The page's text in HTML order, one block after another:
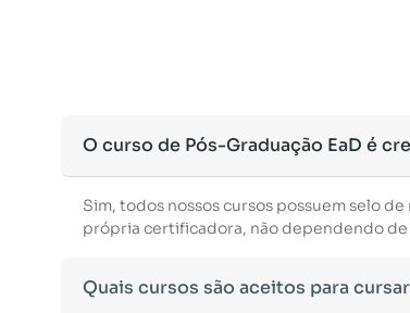
O curso de Pós-Graduação EaD é
Sim, todos nossos cursos possuem selo
própria certificadora, não dependendo
Quais cursos são aceitos para